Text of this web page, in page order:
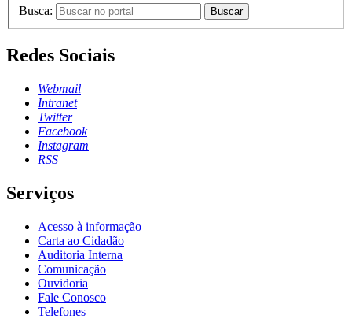
Busca: Buscar
Redes Sociais
Webmail
Intranet
Twitter
Facebook
Instagram
RSS
Serviços
Acesso à informação
Carta ao Cidadão
Auditoria Interna
Comunicação
Ouvidoria
Fale Conosco
Telefones